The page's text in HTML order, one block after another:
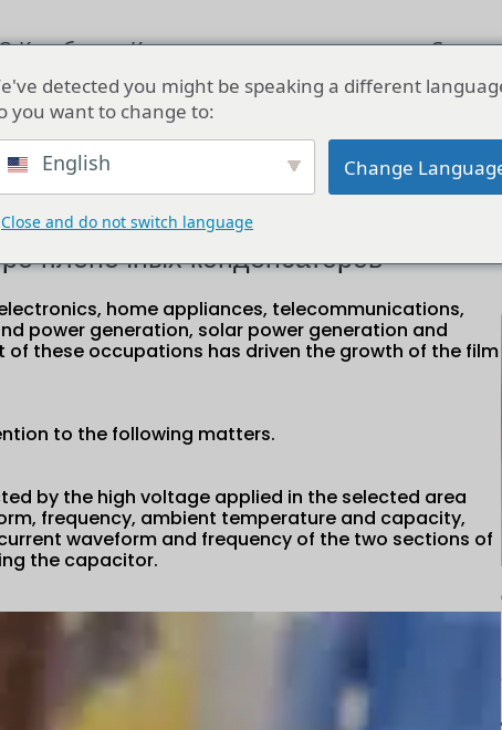
Кукабе Конденсаторное решение
пленочных конденсаторов
пленочных конденсаторов
home appliances, telecommunications,
power generation, solar power generation and
these occupations has driven the growth of the film
to the following matters.
by the high voltage applied in the selected area
frequency, ambient temperature and capacity,
waveform and frequency of the two sections of
the capacitor.
самоиндукция, большой ток, длинняя жизнь,
емкость
Профессиональный подгонянный высоковольтный
detected you might be speaking a different
you want to change to:
English Change
Close and do not switch language